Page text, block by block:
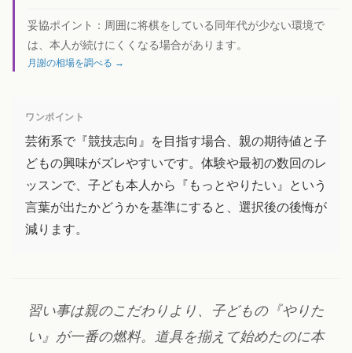
妥協ポイント： 周囲に将棋をしている同年代が少ない環境で
は、本人が続けにくくなる場合があります。
月謝の相場を調べる →
ワンポイント
芸術系で『競技志向』を目指す場合、親の期待値と子
どもの興味がズレやすいです。体験や最初の数回のレ
ッスンで、子ども本人から『もっとやりたい』という
言葉が出たかどうかを基準にすると、選択後の後悔が
減ります。
習い事は親のこだわりより、子どもの『やりた
い』が一番の燃料。道具を揃えて始めたのに本